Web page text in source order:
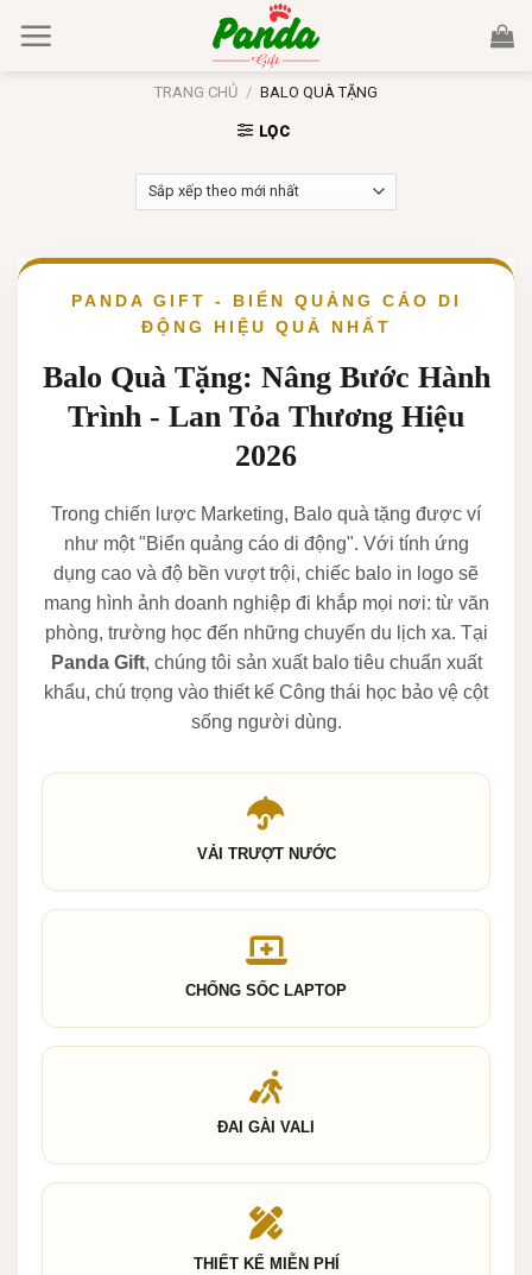
TRANG CHỦ / BALO QUÀ TẶNG​
LỌC
PANDA GIFT - BIỂN QUẢNG CÁO DI
ĐỘNG HIỆU QUẢ NHẤT
Balo Quà Tặng: Nâng Bước Hành
Trình - Lan Tỏa Thương Hiệu
2026
Trong chiến lược Marketing, Balo quà tặng được ví
như một "Biển quảng cáo di động". Với tính ứng
dụng cao và độ bền vượt trội, chiếc balo in logo sẽ
mang hình ảnh doanh nghiệp đi khắp mọi nơi: từ văn
phòng, trường học đến những chuyến du lịch xa. Tại
Panda Gift, chúng tôi sản xuất balo tiêu chuẩn xuất
khẩu, chú trọng vào thiết kế Công thái học bảo vệ cột
sống người dùng.
VẢI TRƯỢT NƯỚC
CHỐNG SỐC LAPTOP
ĐAI GÀI VALI
THIẾT KẾ MIỄN PHÍ